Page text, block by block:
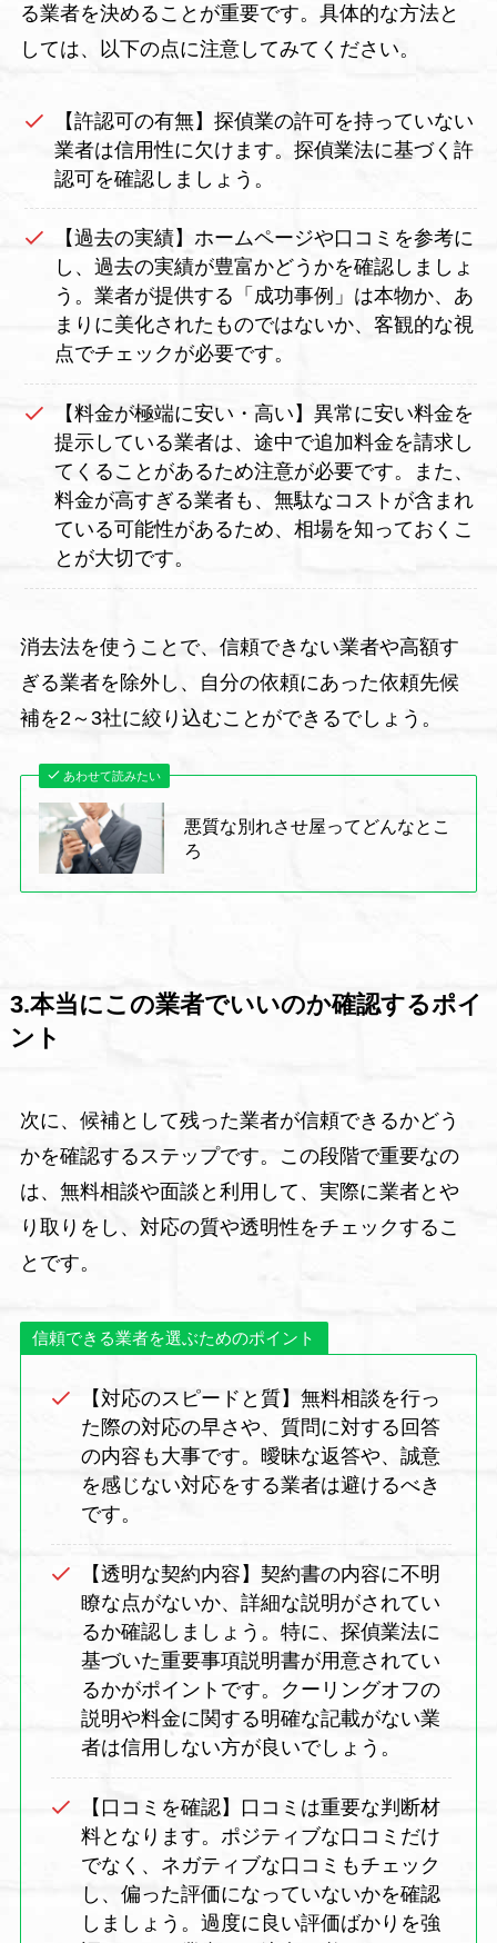
る業者を決めることが重要です。具体的な方法と
しては、以下の点に注意してみてください。
【許認可の有無】探偵業の許可を持っていない
業者は信用性に欠けます。探偵業法に基づく許
認可を確認しましょう。
【過去の実績】ホームページや口コミを参考に
し、過去の実績が豊富かどうかを確認しましょ
う。業者が提供する「成功事例」は本物か、あ
まりに美化されたものではないか、客観的な視
点でチェックが必要です。
【料金が極端に安い・高い】異常に安い料金を
提示している業者は、途中で追加料金を請求し
てくることがあるため注意が必要です。また、
料金が高すぎる業者も、無駄なコストが含まれ
ている可能性があるため、相場を知っておくこ
とが大切です。
消去法を使うことで、信頼できない業者や高額す
ぎる業者を除外し、自分の依頼にあった依頼先候
補を2～3社に絞り込むことができるでしょう。
あわせて読みたい
悪質な別れさせ屋ってどんなとこ
ろ
3.本当にこの業者でいいのか確認するポイ
ント
次に、候補として残った業者が信頼できるかどう
かを確認するステップです。この段階で重要なの
は、無料相談や面談と利用して、実際に業者とや
り取りをし、対応の質や透明性をチェックするこ
とです。
信頼できる業者を選ぶためのポイント
【対応のスピードと質】無料相談を行っ
た際の対応の早さや、質問に対する回答
の内容も大事です。曖昧な返答や、誠意
を感じない対応をする業者は避けるべき
です。
【透明な契約内容】契約書の内容に不明
瞭な点がないか、詳細な説明がされてい
るか確認しましょう。特に、探偵業法に
基づいた重要事項説明書が用意されてい
るかがポイントです。クーリングオフの
説明や料金に関する明確な記載がない業
者は信用しない方が良いでしょう。
【口コミを確認】口コミは重要な判断材
料となります。ポジティブな口コミだけ
でなく、ネガティブな口コミもチェック
し、偏った評価になっていないかを確認
しましょう。過度に良い評価ばかりを強